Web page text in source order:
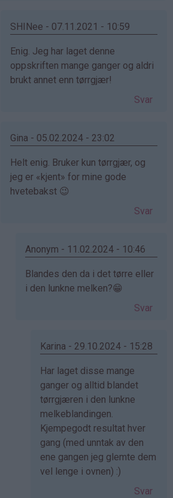
bekreftet)
SHINee - 07.11.2021 - 10:59
Som
svar
på
bekreftet)
Enig. Jeg har laget denne
oppskriften mange ganger og aldri
brukt annet enn tørrgjær!
Svar
Gina - 05.02.2024 - 23:02
Som
svar
på
bekreftet)
Helt enig. Bruker kun tørrgjær, og
jeg er «kjent» for mine gode
hvetebakst 😉
Svar
Anonym - 11.02.2024 - 10:46
Som
svar
(ikke
Blandes den da i det tørre eller
i den lunkne melken?😁
Svar
Karina - 29.10.2024 - 15:28
Som
svar
på
av
Anonym
(ikke
bekreftet)
Har laget disse mange
ganger og alltid blandet
tørrgjæren i den lunkne
melkeblandingen.
Kjempegodt resultat hver
gang (med unntak av den
ene gangen jeg glemte dem
vel lenge i ovnen) :)
Svar